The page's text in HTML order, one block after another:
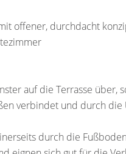
offener, durchdacht
auf die Terrasse über,
verbindet und durch die
durch die